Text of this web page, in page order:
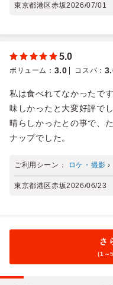
東京都港区赤坂2026/07/01
5.0
ボリューム ： 3.0 コスパ ：
私は食べれてなかったで
味しかったと大変好評で
晴らしかったとの事で、
ナップでした。
ご利用シーン： ロケ・撮影 ›
東京都港区赤坂2026/06/23
さ
（1～5